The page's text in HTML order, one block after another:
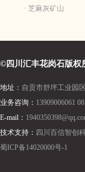
· 芝麻灰矿山
©四川汇丰花岗石版权
地址： 自贡市舒坪工业园
业务咨询： 13909006061
E-mail：
技术支持： 四川百信智创
蜀ICP备14020000号-1